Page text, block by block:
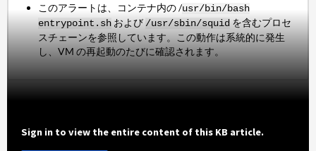
このアラートは、コンテナ内の /usr/bin/bash
entrypoint.sh および/usr/sbin/squid を含むプロセ
スチェーンを参照しています。この動作は系統的に発生
し、VM の再起動のたびに確認されます。
Sign in to view the entire content of this KB article.